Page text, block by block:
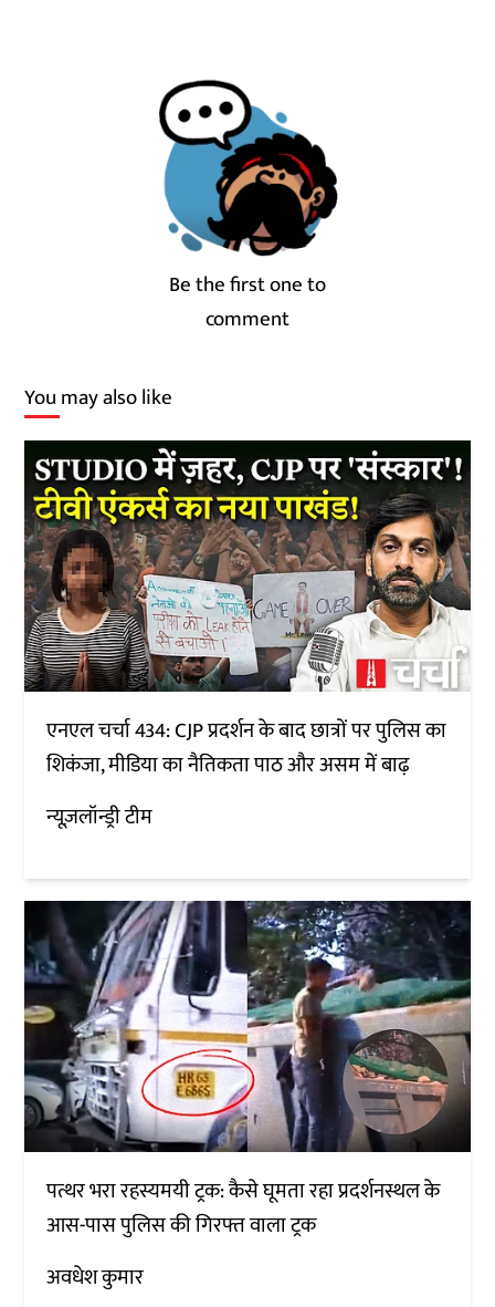
Be the first one to
comment
You may also like
एनएल चर्चा 434: CJP प्रदर्शन के बाद छात्रों पर पुलिस का
शिकंजा, मीडिया का नैतिकता पाठ और असम में बाढ़
न्यूज़लॉन्ड्री टीम
पत्थर भरा रहस्यमयी ट्रक: कैसे घूमता रहा प्रदर्शनस्थल के
आस-पास पुलिस की गिरफ्त वाला ट्रक
अवधेश कुमार